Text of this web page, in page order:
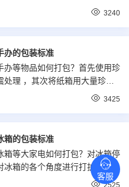
坏，必要时运回仓库重新制作加
3240
办的包装标准
办等物品如何打包？首先使用珍
理 ，其次将纸箱用大量珍珠
办置于中间，最后根据纸箱尺寸
3425
箱的包装标准
箱等大家电如何打包？对冰箱停
冰箱的各个角度进行打护条做防
震和加强外层的防护操作。
2525
客服